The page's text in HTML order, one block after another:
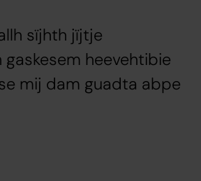
sïjhth jïjtje
gaskesem heevehtibie
mij dam guadta abpe